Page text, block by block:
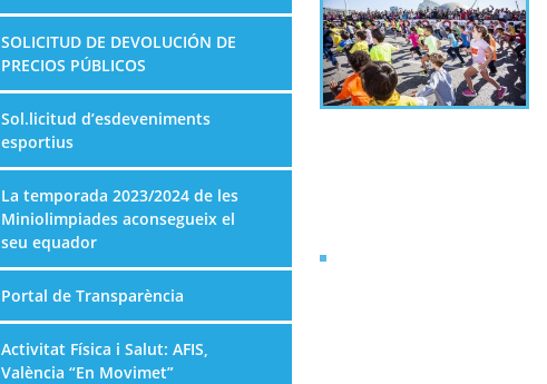
SOLICITUD DE DEVOLUCIÓN DE
PRECIOS PÚBLICOS
Sol.licitud d’esdeveniments
esportius
La temporada 2023/2024 de les
Miniolimpiades aconsegueix el
seu equador
Portal de Transparència
Activitat Física i Salut: AFIS,
València “En Movimet”